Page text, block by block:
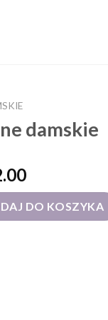
damskie
DO KOSZYKA